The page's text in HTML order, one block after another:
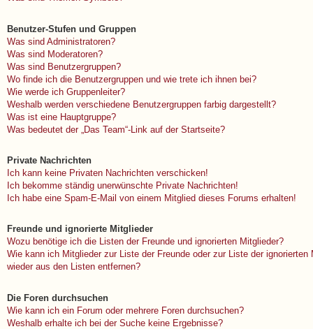
Benutzer-Stufen und Gruppen
Was sind Administratoren?
Was sind Moderatoren?
Was sind Benutzergruppen?
Wo finde ich die Benutzergruppen und wie trete ich ihnen bei?
Wie werde ich Gruppenleiter?
Weshalb werden verschiedene Benutzergruppen farbig dargestellt?
Was ist eine Hauptgruppe?
Was bedeutet der „Das Team“-Link auf der Startseite?
Private Nachrichten
Ich kann keine Privaten Nachrichten verschicken!
Ich bekomme ständig unerwünschte Private Nachrichten!
Ich habe eine Spam-E-Mail von einem Mitglied dieses Forums erhalten!
Freunde und ignorierte Mitglieder
Wozu benötige ich die Listen der Freunde und ignorierten Mitglieder?
Wie kann ich Mitglieder zur Liste der Freunde oder zur Liste der ignorierten
wieder aus den Listen entfernen?
Die Foren durchsuchen
Wie kann ich ein Forum oder mehrere Foren durchsuchen?
Weshalb erhalte ich bei der Suche keine Ergebnisse?